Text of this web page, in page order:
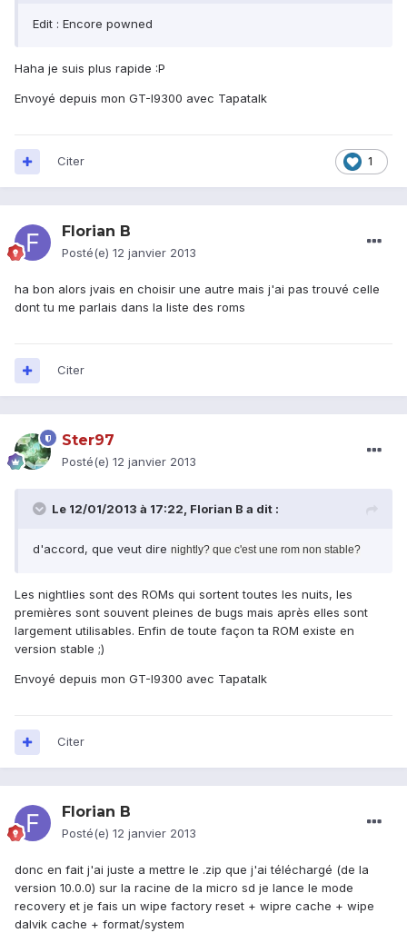
Edit : Encore powned
Haha je suis plus rapide :P
Envoyé depuis mon GT-I9300 avec Tapatalk
1
Citer
Florian B
Posté(e) 12 janvier 2013
ha bon alors jvais en choisir une autre mais j'ai pas trouvé celle
dont tu me parlais dans la liste des roms
Citer
Ster97
Posté(e) 12 janvier 2013
Le 12/01/2013 à 17:22, Florian B a dit :
d'accord, que veut dire nightly? que c'est une rom non stable?
Les nightlies sont des ROMs qui sortent toutes les nuits, les
premières sont souvent pleines de bugs mais après elles sont
largement utilisables. Enfin de toute façon ta ROM existe en
version stable ;)
Envoyé depuis mon GT-I9300 avec Tapatalk
Citer
Florian B
Posté(e) 12 janvier 2013
donc en fait j'ai juste a mettre le .zip que j'ai téléchargé (de la
version 10.0.0) sur la racine de la micro sd je lance le mode
recovery et je fais un wipe factory reset + wipre cache + wipe
dalvik cache + format/system